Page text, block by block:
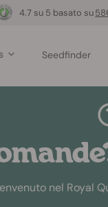
4.7 su 5 basato su
Seedfinder
nel Royal